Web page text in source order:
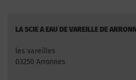
LA SCIE A EAU DE VAREILLE DE
les vareilles
03250 Arronnes